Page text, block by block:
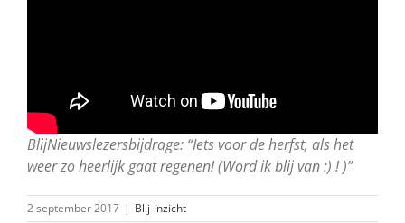
BlijNieuwslezersbijdrage: “Iets voor de herfst, als het
weer zo heerlijk gaat regenen! (Word ik blij van :) ! )”
2 september 2017 | Blij-inzicht